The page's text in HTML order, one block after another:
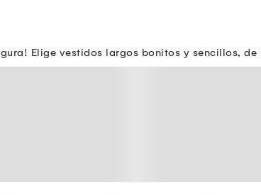
Elige vestidos largos bonitos y sencillos,